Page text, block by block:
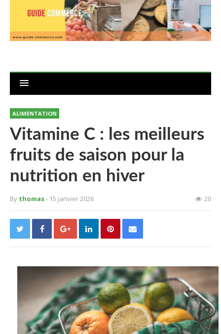
ALIMENTATION
Vitamine C : les meilleurs
fruits de saison pour la
nutrition en hiver
By thomas- 15 janvier 2026 20